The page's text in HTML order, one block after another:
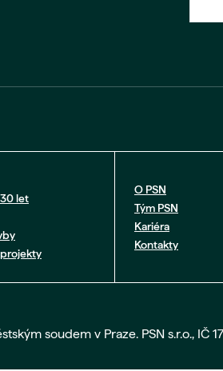
let
O PSN
Tým PSN
Kariéra
Kontakty
soudem v Praze. PSN s.r.o., IČ